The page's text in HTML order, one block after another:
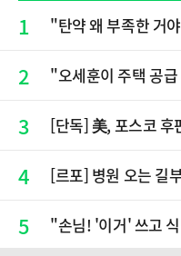
1 "탄약 왜 부족한 거
2 "오세훈이 주택 공
3 [단독] 美, 포스코
4 [르포] 병원 오는 길
5 "손님! '이거' 쓰고